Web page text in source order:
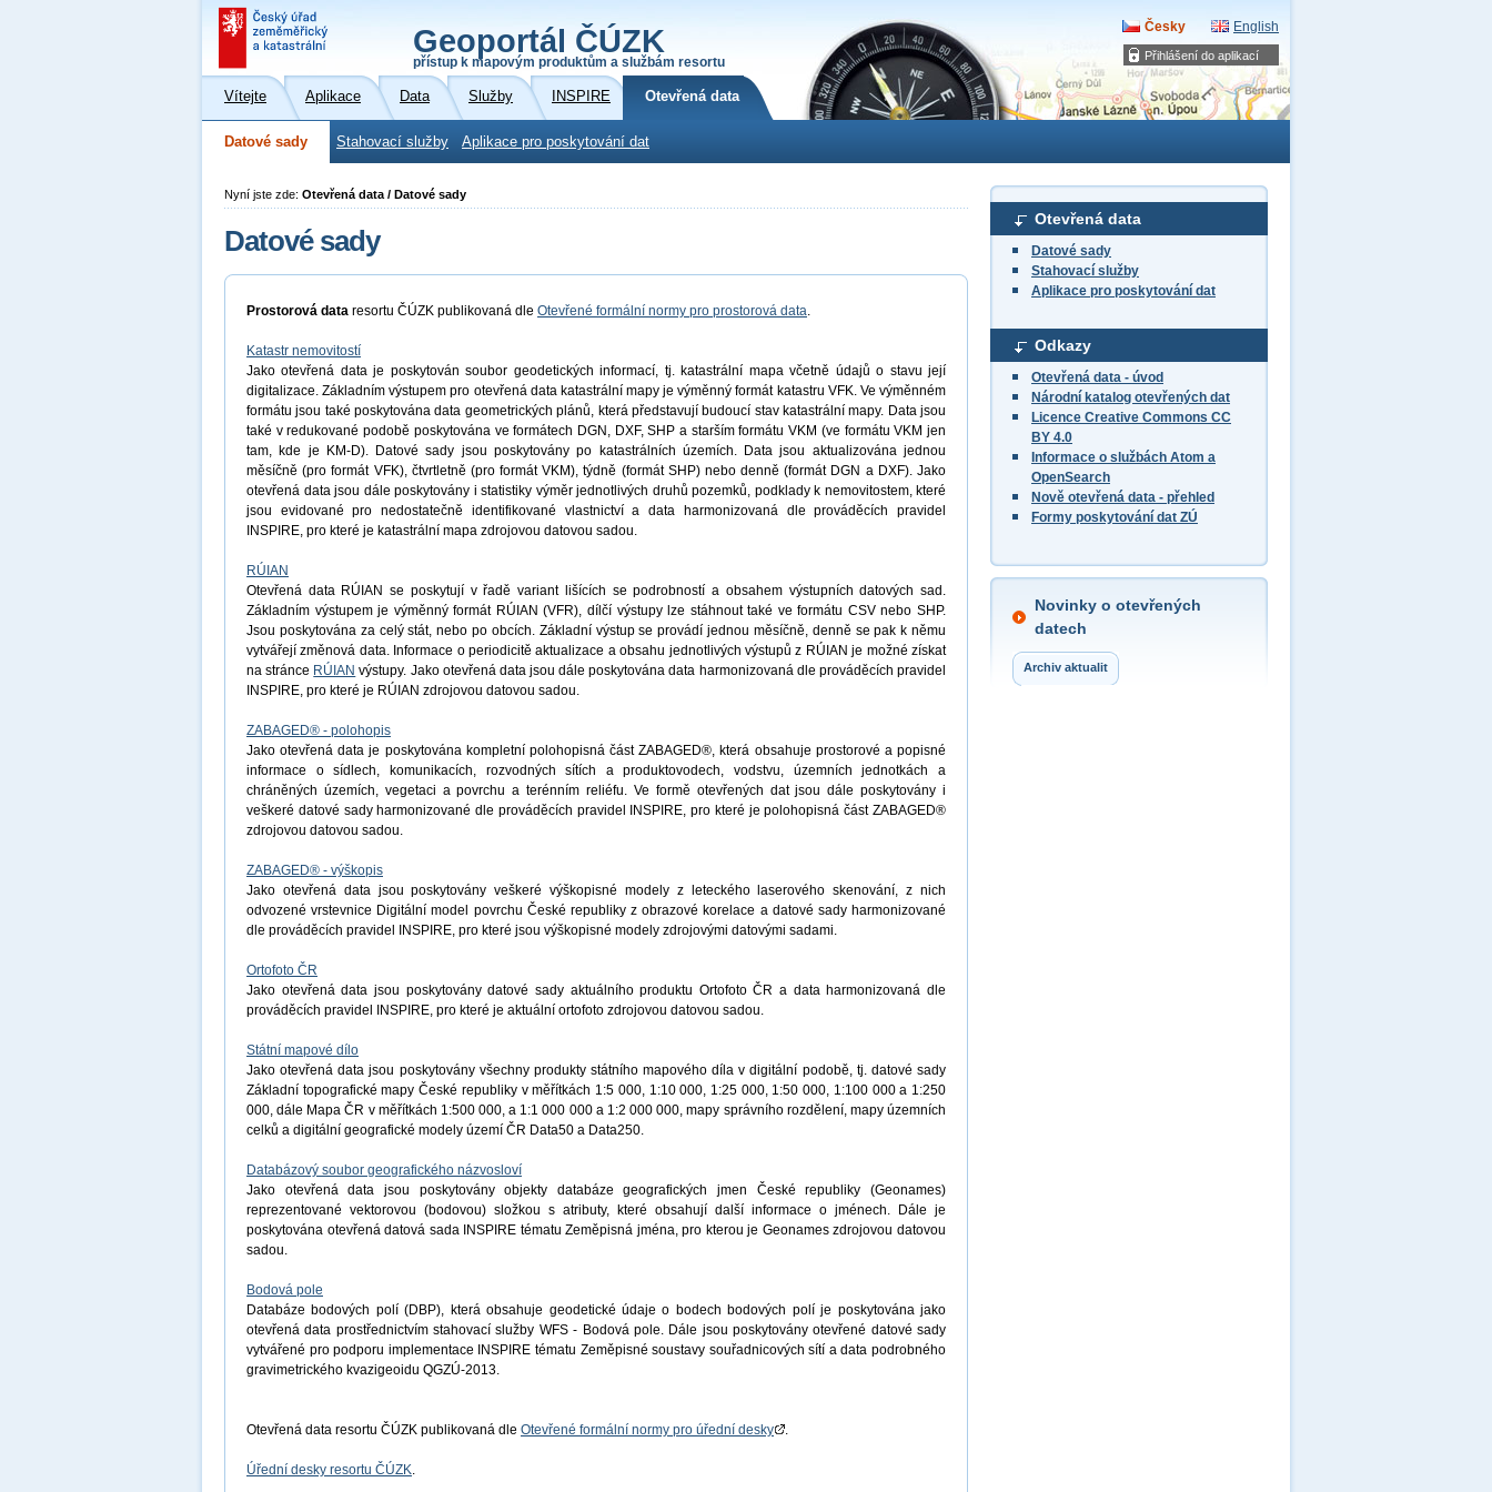
Přihlášení do aplikací
Geoportál ČÚZK
přístup k mapovým produktům a službám resortu
Česky English
Vítejte Aplikace Data Služby INSPIRE Otevřená data
Datové sady Stahovací služby Aplikace pro poskytování dat
Otevřená data
Datové sady
Stahovací služby
Aplikace pro poskytování dat
Odkazy
Otevřená data - úvod
Národní katalog otevřených dat
Licence Creative Commons CC
BY 4.0
Informace o službách Atom a
OpenSearch
Nově otevřená data - přehled
Formy poskytování dat ZÚ
Novinky o otevřených
datech
Archiv aktualit
Nyní jste zde: Otevřená data / Datové sady
Datové sady
Prostorová data resortu ČÚZK publikovaná dle Otevřené formální normy pro prostorová data.
Katastr nemovitostí
Jako otevřená data je poskytován soubor geodetických informací, tj. katastrální mapa včetně údajů o stavu její
digitalizace. Základním výstupem pro otevřená data katastrální mapy je výměnný formát katastru VFK. Ve výměnném
formátu jsou také poskytována data geometrických plánů, která představují budoucí stav katastrální mapy. Data jsou
také v redukované podobě poskytována ve formátech DGN, DXF, SHP a starším formátu VKM (ve formátu VKM jen
tam, kde je KM-D). Datové sady jsou poskytovány po katastrálních územích. Data jsou aktualizována jednou
měsíčně (pro formát VFK), čtvrtletně (pro formát VKM), týdně (formát SHP) nebo denně (formát DGN a DXF). Jako
otevřená data jsou dále poskytovány i statistiky výměr jednotlivých druhů pozemků, podklady k nemovitostem, které
jsou evidované pro nedostatečně identifikované vlastnictví a data harmonizovaná dle prováděcích pravidel
INSPIRE, pro které je katastrální mapa zdrojovou datovou sadou.
RÚIAN
Otevřená data RÚIAN se poskytují v řadě variant lišících se podrobností a obsahem výstupních datových sad.
Základním výstupem je výměnný formát RÚIAN (VFR), dílčí výstupy lze stáhnout také ve formátu CSV nebo SHP.
Jsou poskytována za celý stát, nebo po obcích. Základní výstup se provádí jednou měsíčně, denně se pak k němu
vytvářejí změnová data. Informace o periodicitě aktualizace a obsahu jednotlivých výstupů z RÚIAN je možné získat
na stránce RÚIAN výstupy. Jako otevřená data jsou dále poskytována data harmonizovaná dle prováděcích pravidel
INSPIRE, pro které je RÚIAN zdrojovou datovou sadou.
ZABAGED® - polohopis
Jako otevřená data je poskytována kompletní polohopisná část ZABAGED®, která obsahuje prostorové a popisné
informace o sídlech, komunikacích, rozvodných sítích a produktovodech, vodstvu, územních jednotkách a
chráněných územích, vegetaci a povrchu a terénním reliéfu. Ve formě otevřených dat jsou dále poskytovány i
veškeré datové sady harmonizované dle prováděcích pravidel INSPIRE, pro které je polohopisná část ZABAGED®
zdrojovou datovou sadou.
ZABAGED® - výškopis
Jako otevřená data jsou poskytovány veškeré výškopisné modely z leteckého laserového skenování, z nich
odvozené vrstevnice Digitální model povrchu České republiky z obrazové korelace a datové sady harmonizované
dle prováděcích pravidel INSPIRE, pro které jsou výškopisné modely zdrojovými datovými sadami.
Ortofoto ČR
Jako otevřená data jsou poskytovány datové sady aktuálního produktu Ortofoto ČR a data harmonizovaná dle
prováděcích pravidel INSPIRE, pro které je aktuální ortofoto zdrojovou datovou sadou.
Státní mapové dílo
Jako otevřená data jsou poskytovány všechny produkty státního mapového díla v digitální podobě, tj. datové sady
Základní topografické mapy České republiky v měřítkách 1:5 000, 1:10 000, 1:25 000, 1:50 000, 1:100 000 a 1:250
000, dále Mapa ČR v měřítkách 1:500 000, a 1:1 000 000 a 1:2 000 000, mapy správního rozdělení, mapy územních
celků a digitální geografické modely území ČR Data50 a Data250.
Databázový soubor geografického názvosloví
Jako otevřená data jsou poskytovány objekty databáze geografických jmen České republiky (Geonames)
reprezentované vektorovou (bodovou) složkou s atributy, které obsahují další informace o jménech. Dále je
poskytována otevřená datová sada INSPIRE tématu Zeměpisná jména, pro kterou je Geonames zdrojovou datovou
sadou.
Bodová pole
Databáze bodových polí (DBP), která obsahuje geodetické údaje o bodech bodových polí je poskytována jako
otevřená data prostřednictvím stahovací služby WFS - Bodová pole. Dále jsou poskytovány otevřené datové sady
vytvářené pro podporu implementace INSPIRE tématu Zeměpisné soustavy souřadnicových sítí a data podrobného
gravimetrického kvazigeoidu QGZÚ-2013.
Otevřená data resortu ČÚZK publikovaná dle Otevřené formální normy pro úřední desky .
Úřední desky resortu ČÚZK.